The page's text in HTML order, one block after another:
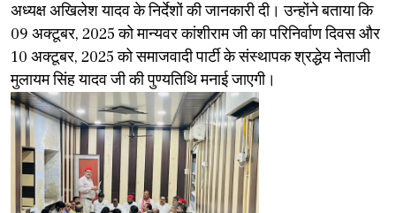
अध्यक्ष अखिलेश यादव के निर्देशों की जानकारी दी। उन्होंने बताया कि
09 अक्टूबर, 2025 को मान्यवर कांशीराम जी का परिनिर्वाण दिवस और
10 अक्टूबर, 2025 को समाजवादी पार्टी के संस्थापक श्रद्धेय नेताजी
मुलायम सिंह यादव जी की पुण्यतिथि मनाई जाएगी।